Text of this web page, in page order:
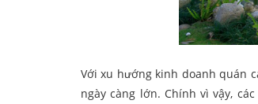
Với xu hướng kinh doanh quán
ngày càng lớn. Chính vì vậy,